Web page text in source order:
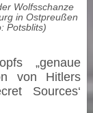
Wolfsschanze
in Ostpreußen
Potsblits)
„genaue
von Hitlers
Sources‘